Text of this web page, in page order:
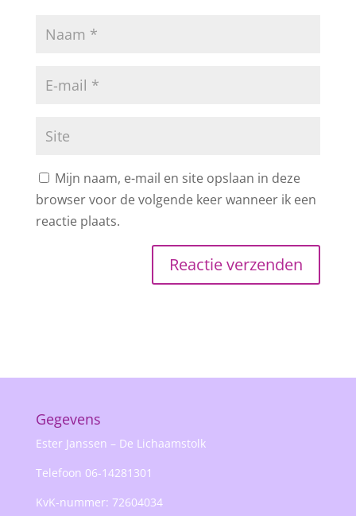
Mijn naam, e-mail en site opslaan in deze
browser voor de volgende keer wanneer ik een
reactie plaats.
Gegevens
Ester Janssen – De Lichaamstolk
Telefoon 06-14281301
KvK-nummer: 72604034